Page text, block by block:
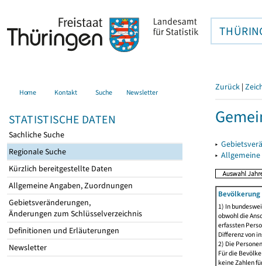
Home Kontakt Suche Newsletter
STATISTISCHE DATEN
Sachliche Suche
Regionale Suche
Kürzlich bereitgestellte Daten
Allgemeine Angaben, Zuordnungen
Gebietsveränderungen,
Änderungen zum Schlüsselverzeichnis
Definitionen und Erläuterungen
Newsletter
Zurück |
▸
▸
1) In
obwohl die
erfassten
Differenz von
2) Die
Für die
keine Zahlen